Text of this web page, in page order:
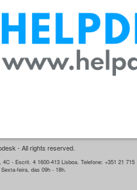
- All rights reserved.
- Escrit. 4 1600-413 Lisboa. Telefone: +351 21 715
feira, das 09h - 18h.